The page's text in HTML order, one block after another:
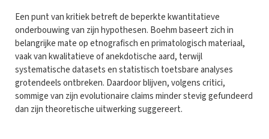
Een punt van kritiek betreft de beperkte kwantitatieve
onderbouwing van zijn hypothesen. Boehm baseert zich in
belangrijke mate op etnografisch en primatologisch materiaal,
vaak van kwalitatieve of anekdotische aard, terwijl
systematische datasets en statistisch toetsbare analyses
grotendeels ontbreken. Daardoor blijven, volgens critici,
sommige van zijn evolutionaire claims minder stevig gefundeerd
dan zijn theoretische uitwerking suggereert.